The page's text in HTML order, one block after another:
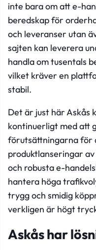
inte bara om att e-
beredskap för
och leveranser utan
sajten kan leverera
handla om tusentals
vilket kräver en
stabil.
Det är just här Askås
kontinuerligt med att
förutsättningarna för
produktlanseringar
och robusta e-
hantera höga
trygg och smidig
verkligen är högt
Askås har